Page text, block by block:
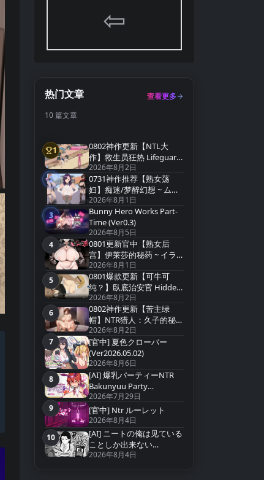
⇦
热门文章
查看更多
10 篇文章
第1名
1
0802神作更新【NTL大
作】救生员狂热 Lifeguard
Holic Demo v0.9.4-A【官
中无码】
2026年8月2日
第2名
2
0731神作推荐【熟女荡
妇】痴迷/梦醉幻想 ~ ムチ
ューファンタジー
v0.20a【官方中文】
2026年8月1日
第3名
3
Bunny Hero Works Part-
Time (Ver0.3)
2026年8月5日
第4名
4
0801更新官中【熟女后
宫】伊莱莎的秘药 ~ イラ
イザの秘薬 ~ Eliza`s Secret
Potion【官方中文】
2026年8月1日
第5名
5
0801爆款更新【可牛可
纯？】臥底治安官 Hidden
Badge v20260729b 【官中
无码】
2026年8月2日
第6名
6
0802神作更新【苦主绿
帽】NTR猎人：久子的秘密
~NTRハンター：久子の秘
密 NTR Hunter v1.4【官中
无码】
2026年8月2日
第7名
7
[官中] 夏色クローバー
(Ver2026.05.02)
2026年8月6日
第8名
8
[AI] 爆乳パーティーNTR
Bakunyuu Party
NTR(Ver1.1.2)
2026年7月29日
第9名
9 [官中] Ntr ルーレット
2026年8月4日
第10名
10
[AI] ニートの俺は见ている
ことしか出来ない
(Ver2026.07.15
2026年8月4日